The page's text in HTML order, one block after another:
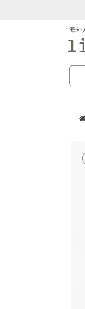
海外